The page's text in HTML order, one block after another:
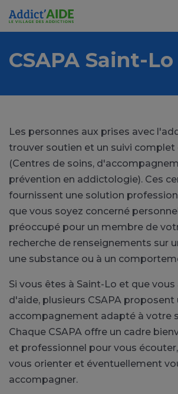
Aller au contenu principal
CSAPA Saint-Lo
Les personnes aux prises avec
trouver soutien et un suivi complet
(Centres de soins,
prévention en addictologie). Ces
fournissent une solution
que vous soyez concerné
préoccupé pour un membre de
recherche de renseignements sur
une substance ou à un
Si vous êtes à Saint-Lo et que
d'aide, plusieurs CSAPA proposent
accompagnement adapté à votre
Chaque CSAPA offre un cadre
et professionnel pour vous
vous orienter et éventuellement
accompagner.
Panneau de gestion des cookies